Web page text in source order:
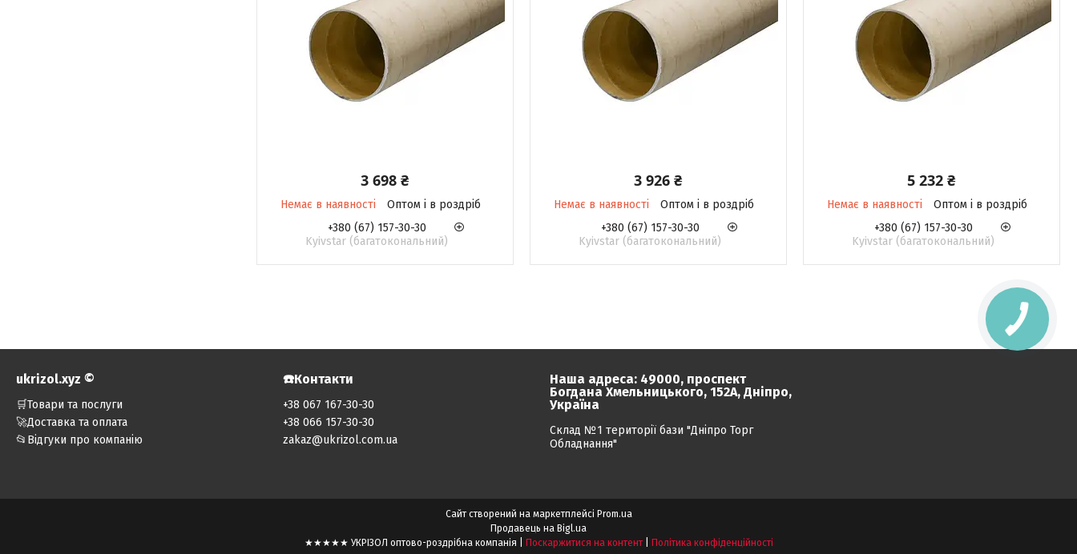
3 698 ₴
Немає в наявності
Оптом і в роздріб
+380 (67) 157-30-30
Kyivstar (багатокональний)
3 926 ₴
Немає в наявності
Оптом і в роздріб
+380 (67) 157-30-30
Kyivstar (багатокональний)
5 232 ₴
Немає в наявності
Оптом і в роздріб
+380 (67) 157-30-30
Kyivstar (багатокональний)
ukrizol.xyz ©️
🛒Товари та послуги
🚀Доставка та оплата
📂Відгуки про компанію
☎️Контакти
+38 067 167-30-30
+38 066 157-30-30
zakaz@ukrizol.com.ua
Наша адреса: 49000, проспект
Богдана Хмельницького, 152А, Дніпро,
Україна
Склад №1 території бази "Дніпро Торг
Обладнання"
Сайт створений на маркетплейсі Prom.ua
Продавець на Bigl.ua
Поскаржитися на контент Політика конфіденційності